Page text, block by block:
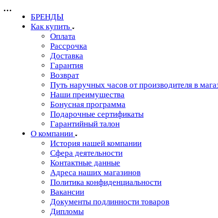
БРЕНДЫ
Как купить
Оплата
Рассрочка
Доставка
Гарантия
Возврат
Путь наручных часов от производителя в
Наши преимущества
Бонусная программа
Подарочные сертификаты
Гарантийный талон
О компании
История нашей компании
Сфера деятельности
Контактные данные
Адреса наших магазинов
Политика конфиденциальности
Вакансии
Документы подлинности товаров
Дипломы